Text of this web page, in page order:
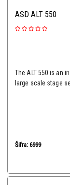
ASD ALT 550
The ALT 550 is an
large scale stage
Šifra: 6999